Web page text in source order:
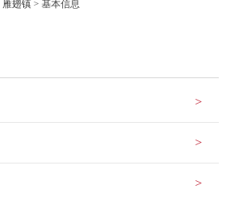
雁翅镇> 基本信息